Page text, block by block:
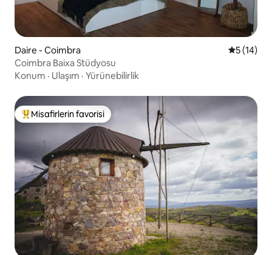
Daire - Coimbra 55 (14)
Coimbra Baixa Stüdyosu
Konum · Ulaşım · Yürünebilirlik
Misafirlerin favorilerinden en beğenilenler arasında
Misafirlerin favorisi